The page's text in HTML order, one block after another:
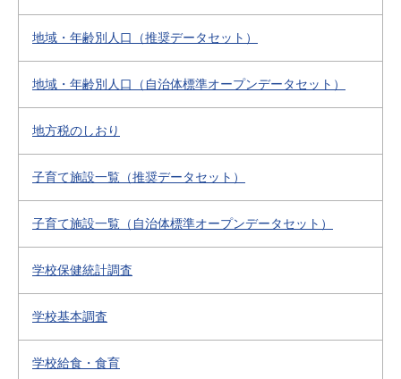
地域・年齢別人口（推奨データセット）
地域・年齢別人口（自治体標準オープンデータセット）
地方税のしおり
子育て施設一覧（推奨データセット）
子育て施設一覧（自治体標準オープンデータセット）
学校保健統計調査
学校基本調査
学校給食・食育